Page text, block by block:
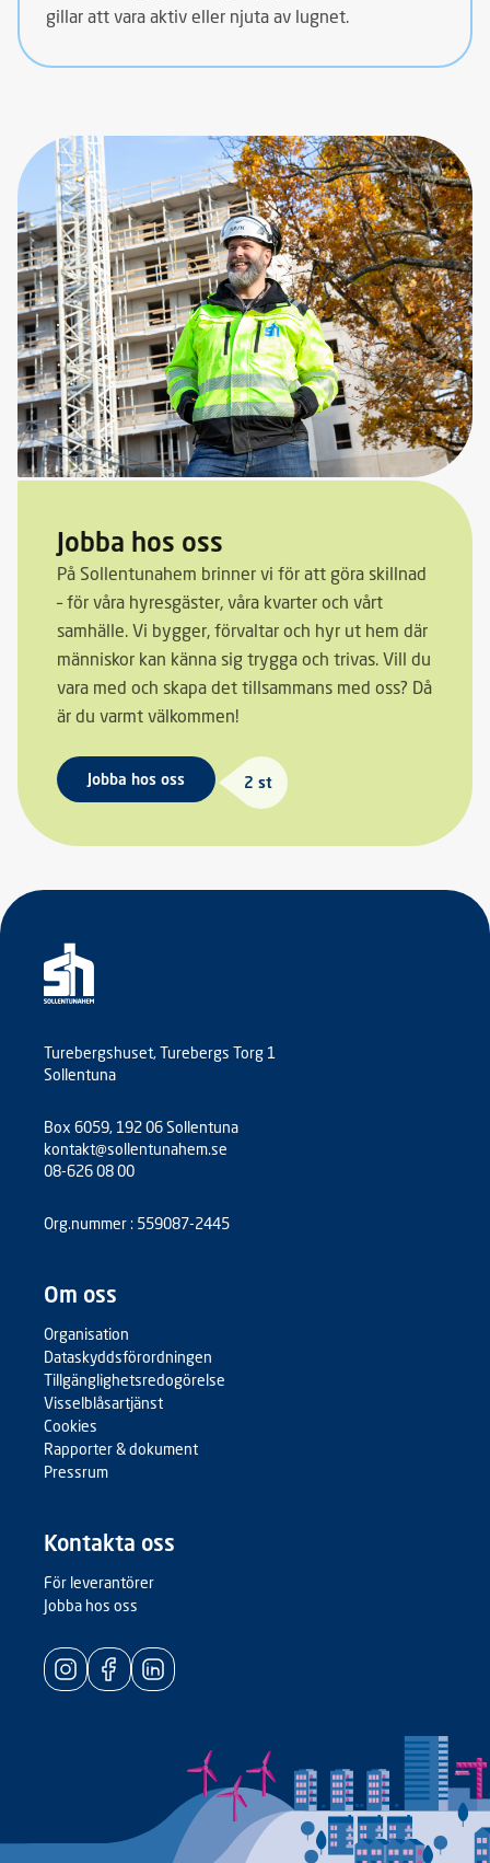
gillar att vara aktiv eller njuta av lugnet.
Jobba hos oss
På Sollentunahem brinner vi för att göra skillnad
– för våra hyresgäster, våra kvarter och vårt
samhälle. Vi bygger, förvaltar och hyr ut hem där
människor kan känna sig trygga och trivas. Vill du
vara med och skapa det tillsammans med oss? Då
är du varmt välkommen!
Jobba hos oss 2 st
Turebergshuset, Turebergs Torg 1
Sollentuna
Box 6059, 192 06 Sollentuna
kontakt@sollentunahem.se
08-626 08 00
Org.nummer : 559087-2445
Om oss
Organisation
Dataskyddsförordningen
Tillgänglighetsredogörelse
Visselblåsartjänst
Cookies
Rapporter & dokument
Pressrum
Kontakta oss
För leverantörer
Jobba hos oss